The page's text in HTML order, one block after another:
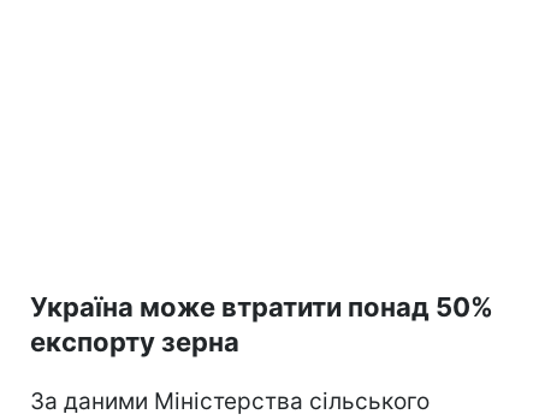
Україна може втратити понад 50%
експорту зерна
За даними Міністерства сільського